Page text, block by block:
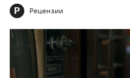
Р Рецензии